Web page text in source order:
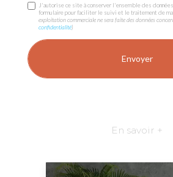
J'autorise ce site à conserver l'ensemble des
formulaire pour faciliter le suivi et le traitement de
exploitation commerciale ne sera faite des données
confidentialité)
En savoir +